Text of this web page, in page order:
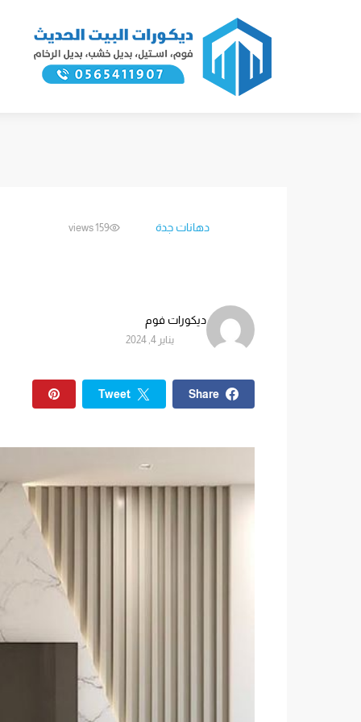
دهانات جدة 159 views
ديكورات فوم
يناير 4, 2024
Share
Tweet